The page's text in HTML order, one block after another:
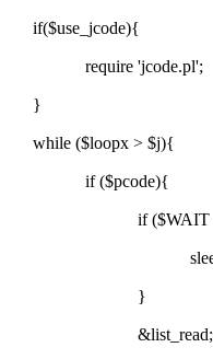
if($use_jcode){
require 'jcode.pl';
}
while ($loopx > $j){
if ($pcode){
if ($WAIT
}
&list_read;